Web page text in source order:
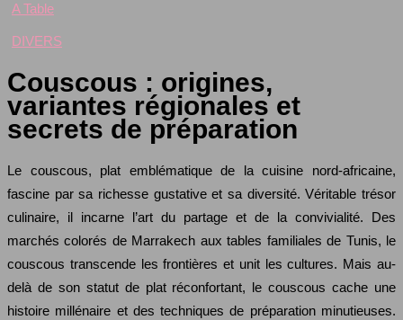
A Table
DIVERS
Couscous : origines,
variantes régionales et
secrets de préparation
Le couscous, plat emblématique de la cuisine nord-africaine,
fascine par sa richesse gustative et sa diversité. Véritable trésor
culinaire, il incarne l’art du partage et de la convivialité. Des
marchés colorés de Marrakech aux tables familiales de Tunis, le
couscous transcende les frontières et unit les cultures. Mais au-
delà de son statut de plat réconfortant, le couscous cache une
histoire millénaire et des techniques de préparation minutieuses.